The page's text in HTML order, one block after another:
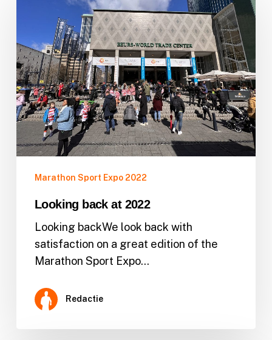
Marathon Sport Expo 2022
Looking back at 2022
Looking backWe look back with
satisfaction on a great edition of the
Marathon Sport Expo…
Redactie